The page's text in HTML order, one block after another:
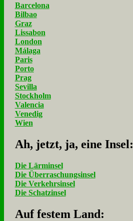
Barcelona
Bilbao
Graz
Lissabon
London
Málaga
Paris
Porto
Prag
Sevilla
Stockholm
Valencia
Venedig
Wien
Ah, jetzt, ja, ei­ne In­sel:
Die Lärminsel
Die Überraschungsinsel
Die Verkehrsinsel
Die Schatzinsel
Auf fe­stem Land: